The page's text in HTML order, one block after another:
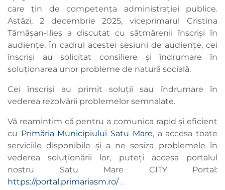
care țin de competența administrației publice.
Astăzi, 2 decembrie 2025, viceprimarul Cristina
Tămășan-Ilieș a discutat cu sătmărenii înscriși în
audiențe. În cadrul acestei sesiuni de audiențe, cei
înscriși au solicitat consiliere și îndrumare în
soluționarea unor probleme de natură socială.
Cei înscriși au primit soluții sau îndrumare în
vederea rezolvării problemelor semnalate.
Vă reamintim că pentru a comunica rapid și eficient
cu Primăria Municipiului Satu Mare, a accesa toate
serviciile disponibile și a ne sesiza problemele în
vederea soluționării lor, puteți accesa portalul
nostru Satu Mare CITY Portal:
https://portal.primariasm.ro/.